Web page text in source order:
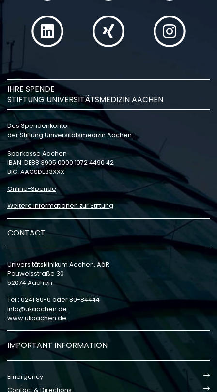
IHRE SPENDE
STIFTUNG UNIVERSITÄTSMEDIZIN AACHEN
Das Spendenkonto
der Stiftung Universitätsmedizin Aachen:
Sparkasse Aachen
IBAN: DE88 3905 0000 1072 4490 42
BIC: AACSDE33XXX
Online-Spende
Weitere Informationen zur Stiftung
CONTACT
Universitätsklinikum Aachen, AöR
Pauwelsstraße 30
52074 Aachen
Tel.: 0241 80-0 oder 80-84444
info
ukaachen de
www.ukaachen.de
IMPORTANT INFORMATION
Emergency
Contact & Directions